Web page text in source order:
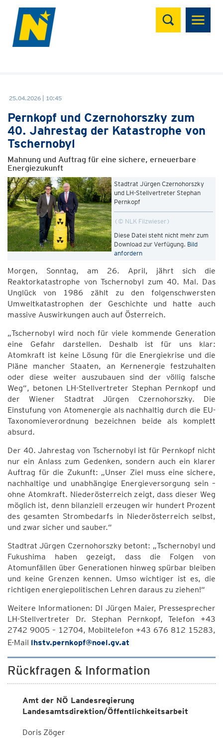
Suchen
25.04.2026 | 10:45
Pernkopf und Czernohorszky zum
40. Jahrestag der Katastrophe von
Tschernobyl
Mahnung und Auftrag für eine sichere, erneuerbare
Energiezukunft
Stadtrat Jürgen Czernohorszky
und LH-Stellvertreter Stephan
Pernkopf
© NLK Filzwieser
Diese Datei steht nicht mehr zum
Download zur Verfügung. Bild
anfordern
Morgen, Sonntag, am 26. April, jährt sich die
Reaktorkatastrophe von Tschernobyl zum 40. Mal. Das
Unglück von 1986 zählt zu den folgenschwersten
Umweltkatastrophen der Geschichte und hatte auch
massive Auswirkungen auch auf Österreich.
„Tschernobyl wird noch für viele kommende Generation
eine Gefahr darstellen. Deshalb ist für uns klar:
Atomkraft ist keine Lösung für die Energiekrise und die
Pläne mancher Staaten, an Kernenergie festzuhalten
oder diese weiter auszubauen sind der völlig falsche
Weg“, betonen LH-Stellvertreter Stephan Pernkopf und
der Wiener Stadtrat Jürgen Czernohorszky. Die
Einstufung von Atomenergie als nachhaltig durch die EU-
Taxonomieverordnung bezeichnen beide als komplett
absurd.
Der 40. Jahrestag von Tschernobyl ist für Pernkopf nicht
nur ein Anlass zum Gedenken, sondern auch ein klarer
Auftrag für die Zukunft: „Unser Ziel muss eine sichere,
nachhaltige und unabhängige Energieversorgung sein –
ohne Atomkraft. Niederösterreich zeigt, dass dieser Weg
möglich ist, denn bilanziell erzeugen wir hundert Prozent
des gesamten Strombedarfs in Niederösterreich selbst,
und zwar sicher und sauber.“
Stadtrat Jürgen Czernohorszky betont: „Tschernobyl und
Fukushima haben gezeigt, dass die Folgen von
Atomunfällen über Generationen hinweg spürbar bleiben
und keine Grenzen kennen. Umso wichtiger ist es, die
richtigen energiepolitischen Lehren daraus zu ziehen!“
Weitere Informationen: DI Jürgen Maier, Pressesprecher
LH-Stellvertreter Dr. Stephan Pernkopf, Telefon +43
2742 9005 – 12704, Mobiltelefon +43 676 812 15283,
E-Mail lhstv.pernkopf@noel.gv.at
Rückfragen & Information
Amt der NÖ Landesregierung
Landesamtsdirektion/Öffentlichkeitsarbeit
Doris Zöger